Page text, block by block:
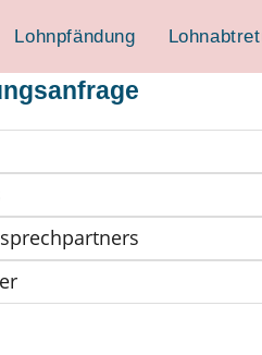
Lohnpfändung